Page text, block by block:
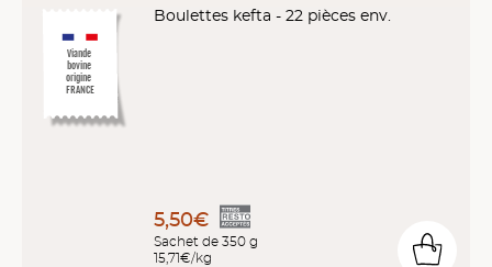
Viande
bovine
origine
FRANCE
Boulettes kefta - 22 pièces env.
5,50€
Sachet de 350 g
15,71€/kg